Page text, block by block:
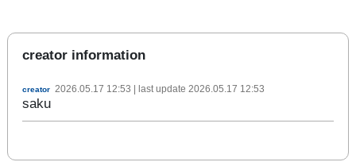
creator information
creator 2026.05.17 12:53 | last update 2026.05.17 12:53
saku